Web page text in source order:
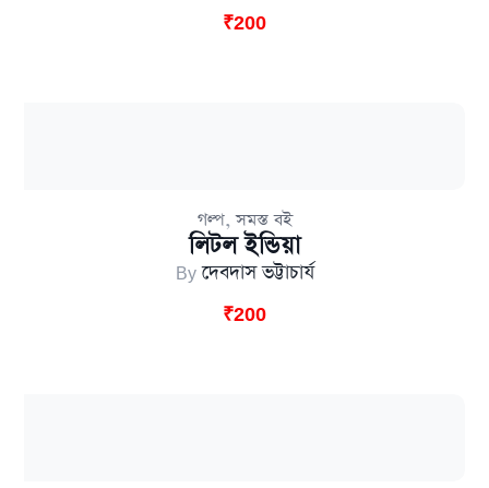
₹200
গল্প,সমস্ত বই
লিটল ইন্ডিয়া
Byদেবদাস ভট্টাচার্য
₹200